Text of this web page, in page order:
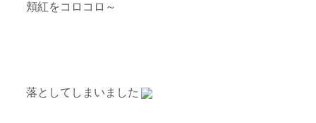
頬紅をコロコロ～
落としてしまいました